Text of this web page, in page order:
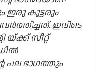
ഇരു കൂട്ടരും
ഇവിടെ
യ്ക്ക് സീറ്റ്
പല ഭാഗത്തും